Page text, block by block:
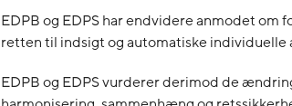
EDPB og EDPS har endvidere anmodet om
retten til indsigt og automatiske individuelle
EDPB og EDPS vurderer derimod de